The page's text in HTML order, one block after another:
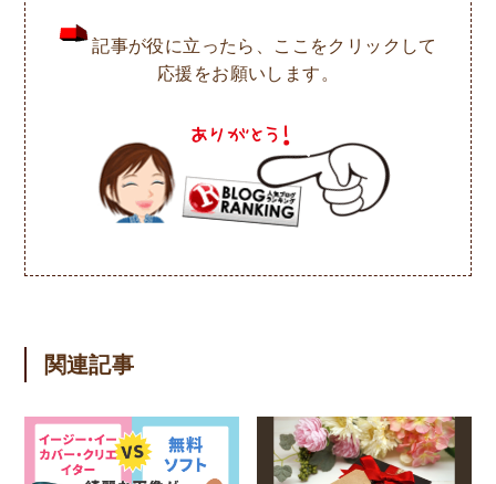
記事が役に立ったら、ここをクリックして
応援をお願いします。
関連記事